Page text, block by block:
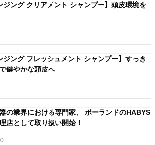
ジング クリアメント シャンプー】頭皮環境を
ジング フレッシュメント シャンプー】すっき
健やかな頭皮へ
の業界における専門家、 ポーランドのHABYS
店として取り扱い開始！